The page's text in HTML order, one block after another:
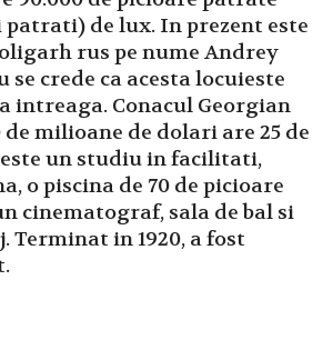
patrati) de lux. In prezent este
rus pe nume Andrey
se crede ca acesta locuieste
intreaga. Conacul Georgian
de milioane de dolari are 25 de
un studiu in facilitati,
o piscina de 70 de picioare
cinematograf, sala de bal si
Terminat in 1920, a fost